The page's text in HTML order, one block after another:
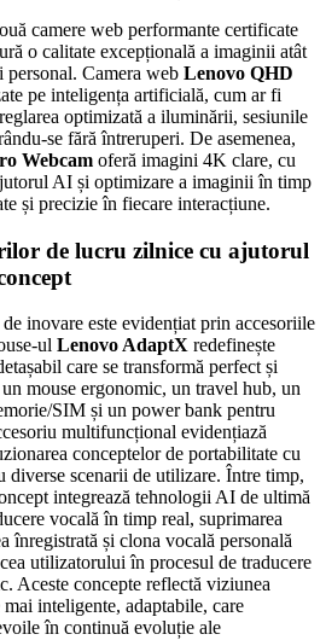
camere web performante certificate
o calitate excepțională a imaginii atât
personal. Camera web Lenovo QHD
pe inteligența artificială, cum ar fi
optimizată a iluminării, sesiunile
se fără întreruperi. De asemenea,
Webcam oferă imagini 4K clare, cu
AI și optimizare a imaginii în timp
și precizie în fiecare interacțiune.
de lucru zilnice cu ajutorul
inovare este evidențiat prin accesoriile
ul Lenovo AdaptX redefinește
care se transformă perfect și
mouse ergonomic, un travel hub, un
SIM și un power bank pentru
multifuncțional evidențiază
conceptelor de portabilitate cu
diverse scenarii de utilizare. Între timp,
integrează tehnologii AI de ultimă
vocală în timp real, suprimarea
înregistrată și clona vocală personală
utilizatorului în procesul de traducere
Aceste concepte reflectă viziunea
inteligente, adaptabile, care
în continuă evoluție ale